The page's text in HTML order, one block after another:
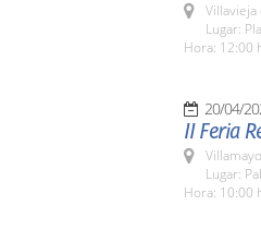
Villavieja
Lugar:
Hora: 12:00
20/04/
II Feria
Lugar:
Hora: 10:00